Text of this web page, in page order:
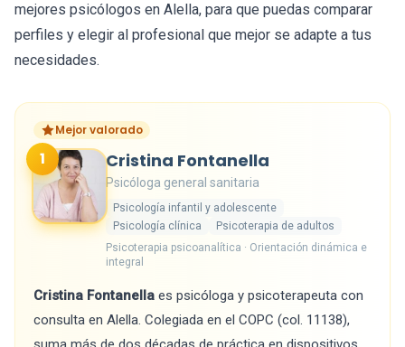
mejores psicólogos en Alella, para que puedas comparar
perfiles y elegir al profesional que mejor se adapte a tus
necesidades.
Mejor valorado
1 Cristina Fontanella
Psicóloga general sanitaria
Psicología infantil y adolescente
Psicología clínica
Psicoterapia de adultos
Psicoterapia psicoanalítica · Orientación dinámica e
integral
Cristina Fontanella es psicóloga y psicoterapeuta con
consulta en Alella. Colegiada en el COPC (col. 11138),